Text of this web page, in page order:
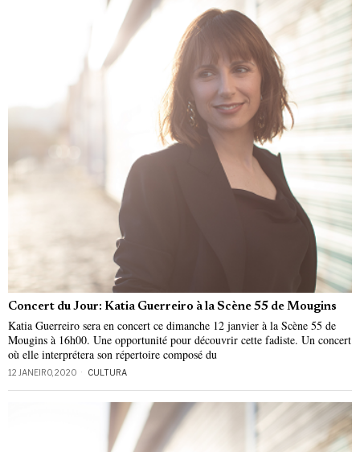
Concert du Jour: Katia Guerreiro à la Scène 55 de Mougins
Katia Guerreiro sera en concert ce dimanche 12 janvier à la Scène 55 de
Mougins à 16h00. Une opportunité pour découvrir cette fadiste. Un concert
où elle interprétera son répertoire composé du
12 JANEIRO, 2020 CULTURA